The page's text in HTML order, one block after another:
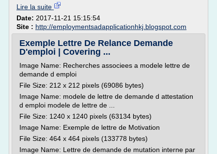
Lire la suite
Date: 2017-11-21 15:15:54
Site : http://employmentsadapplicationhkj.blogspot.com
Exemple Lettre De Relance Demande
D'emploi | Covering ...
Image Name: Recherches associees a modele lettre de
demande d emploi
File Size: 212 x 212 pixels (69086 bytes)
Image Name: modele de lettre de demande d attestation
d emploi modele de lettre de ...
File Size: 1240 x 1240 pixels (63134 bytes)
Image Name: Exemple de lettre de Motivation
File Size: 464 x 464 pixels (133778 bytes)
Image Name: Lettre de demande de mutation interne par